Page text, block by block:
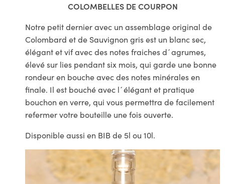
COLOMBELLES DE COURPON
Notre petit dernier avec un assemblage original de
Colombard et de Sauvignon gris est un blanc sec,
élégant et vif avec des notes fraiches d´agrumes,
élevé sur lies pendant six mois, qui garde une bonne
rondeur en bouche avec des notes minérales en
finale. Il est bouché avec l´élégant et pratique
bouchon en verre, qui vous permettra de facilement
refermer votre bouteille une fois ouverte.
Disponible aussi en BIB de 5l ou 10l.